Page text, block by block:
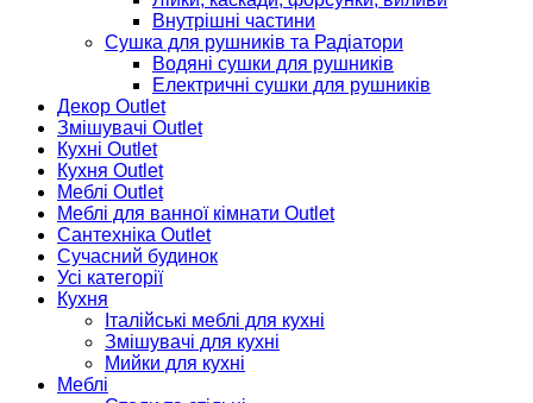
Внутрішні частини
Сушка для рушників та Радіатори
Водяні сушки для рушників
Електричні сушки для рушників
Декор Outlet
Змішувачі Outlet
Кухні Outlet
Кухня Outlet
Меблі Outlet
Меблі для ванної кімнати Outlet
Сантехніка Outlet
Сучасний будинок
Усі категорії
Кухня
Італійські меблі для кухні
Змішувачі для кухні
Мийки для кухні
Меблі